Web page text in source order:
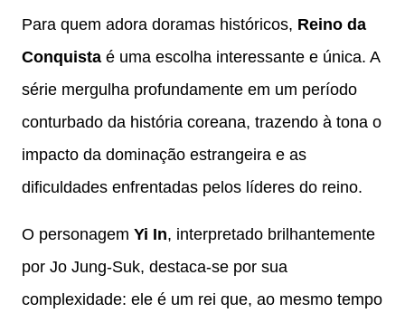
Para quem adora doramas históricos, Reino da
Conquista é uma escolha interessante e única. A
série mergulha profundamente em um período
conturbado da história coreana, trazendo à tona o
impacto da dominação estrangeira e as
dificuldades enfrentadas pelos líderes do reino.
O personagem Yi In, interpretado brilhantemente
por Jo Jung-Suk, destaca-se por sua
complexidade: ele é um rei que, ao mesmo tempo